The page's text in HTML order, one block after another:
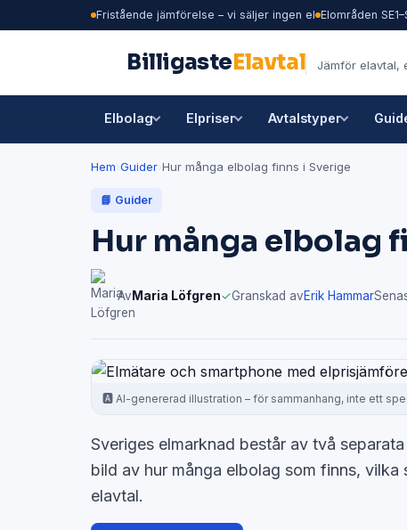
Fristående jämförelse – vi säljer ingen el Elområden
BilligasteElavtal Jämför elavtal,
Elbolag Elpriser Avtalstyper
Hem Guider Hur många elbolag finns i Sverige
📘 Guider
Hur många elbolag
Av Maria Löfgren✓Granskad avErik Hammar
🅰️ AI-genererad illustration – för sammanhang, inte ett
Sveriges elmarknad består av två
bild av hur många elbolag som finns,
elavtal.